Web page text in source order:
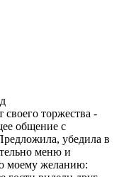
торжества -
общение с
убедила в
меню и
моему желанию: